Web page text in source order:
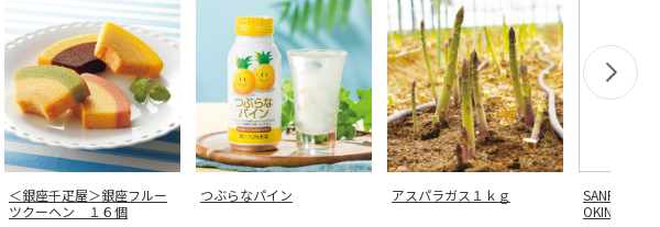
＜銀座千疋屋＞銀座フルー
ツクーヘン １６個
つぶらなパイン アスパラガス１ｋｇ
SANRIO
OKING-